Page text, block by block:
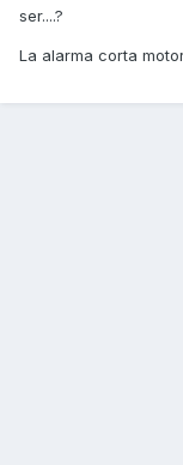
ser....?
La alarma corta